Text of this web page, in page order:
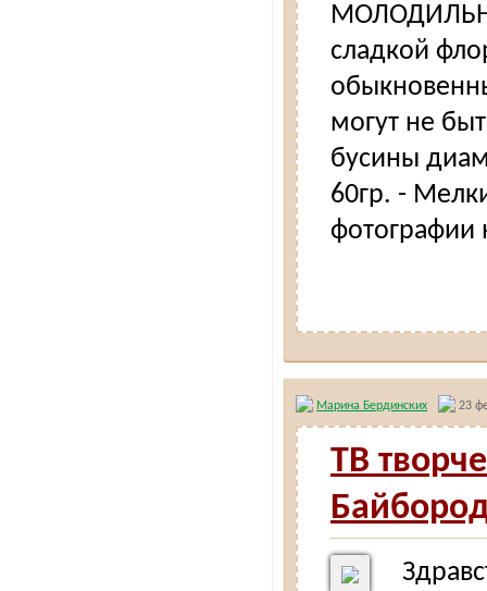
сладкой
могут не
бусины
60гр. -
фотографии
Марина Бердинских 23
ТВ